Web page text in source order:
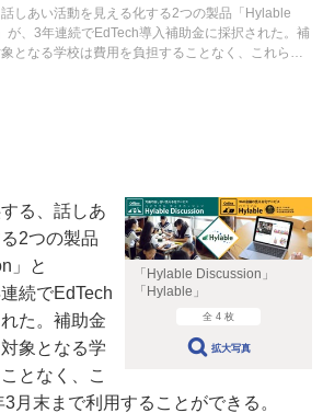
しあい活動を見える化する2つの製品「Hylable
が、3年連続でEdTech導入補助金に採択された。補
となる学校は費用を負担することなく、これらの
「Hylable Discussion」
「Hylable」
全 4 枚
拡大写真
る、話しあ
2つの製品
」と
続でEdTech
た。補助金
象となる学
となく、こ
月末まで利用することができる。